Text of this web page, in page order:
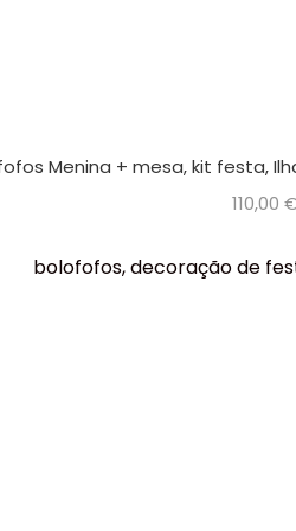
Menina + mesa, kit festa,
110,00